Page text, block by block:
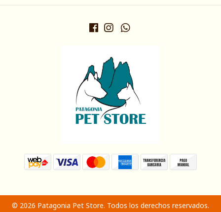
© 2026 Patagonia Pet Store. Todos los derechos reservados.